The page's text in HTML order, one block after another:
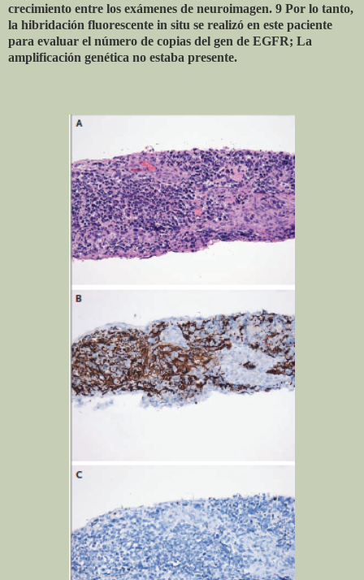
crecimiento entre los exámenes de neuroimagen. 9 Por lo tanto,
la hibridación fluorescente in situ se realizó en este paciente
para evaluar el número de copias del gen de EGFR; La
amplificación genética no estaba presente.